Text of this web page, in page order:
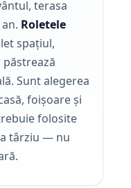
terasa
Roletele
spațiul,
Sunt alegerea
foișoare și
folosite
târziu — nu